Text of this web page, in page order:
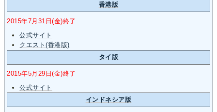
香港版
2015年7月31日(金)終了
公式サイト
クエスト(香港版)
タイ版
2015年5月29日(金)終了
公式サイト
インドネシア版